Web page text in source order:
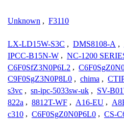
Unknown , F3110
LX-LD15W-S3C , DMS8108-A ,
IPCC-B15N-W , NC-1200
C6F0SfZ3N0P6L2 ,
C9F0SgZ3N0P8L0 , chima ,
s3vc , sn-ipc-5033sw-uk , SV-
822a , 8812T-WF , A16-EU ,
c310 , C6F0SgZ0N0P6L0 , CS-